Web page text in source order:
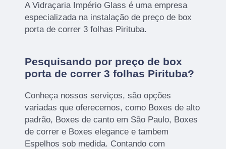
A Vidraçaria Império Glass é uma empresa
especializada na instalação de preço de box
porta de correr 3 folhas Pirituba.
Pesquisando por preço de box
porta de correr 3 folhas Pirituba?
Conheça nossos serviços, são opções
variadas que oferecemos, como Boxes de alto
padrão, Boxes de canto em São Paulo, Boxes
de correr e Boxes elegance e tambem
Espelhos sob medida. Contando com